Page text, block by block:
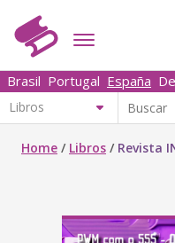
Brasil Portugal España
Home / Libros / Revista